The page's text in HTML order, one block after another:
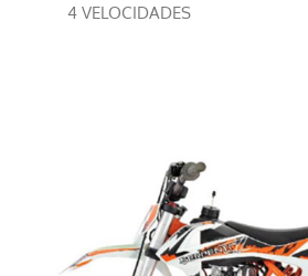
4 VELOCIDADES